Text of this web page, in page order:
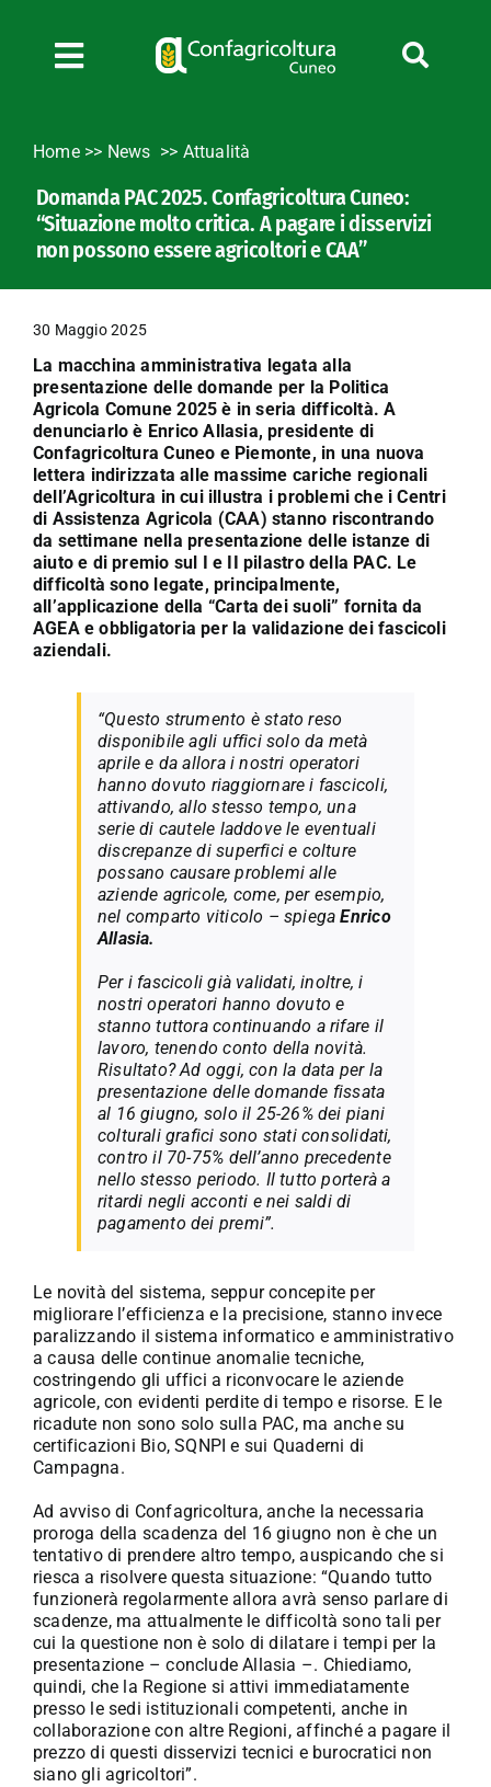
contenuto
Toggle
News
Bandi
Formazione
Convenzioni
L’Agricoltore cuneese
Fotogallery
Lavora con noi
Contatti
Home>> News Attualità
Domanda PAC 2025. Confagricoltura Cuneo:
“Situazione molto critica. A pagare i disservizi
non possono essere agricoltori e CAA”
30 Maggio 2025
La macchina amministrativa legata alla
presentazione delle domande per la Politica
Agricola Comune 2025 è in seria difficoltà. A
denunciarlo è Enrico Allasia, presidente di
Confagricoltura Cuneo e Piemonte, in una nuova
lettera indirizzata alle massime cariche regionali
dell’Agricoltura in cui illustra i problemi che i Centri
di Assistenza Agricola (CAA) stanno riscontrando
da settimane nella presentazione delle istanze di
aiuto e di premio sul I e II pilastro della PAC. Le
difficoltà sono legate, principalmente,
all’applicazione della “Carta dei suoli” fornita da
AGEA e obbligatoria per la validazione dei fascicoli
aziendali.
“Questo strumento è stato reso
disponibile agli uffici solo da metà
aprile e da allora i nostri operatori
hanno dovuto riaggiornare i fascicoli,
attivando, allo stesso tempo, una
serie di cautele laddove le eventuali
discrepanze di superfici e colture
possano causare problemi alle
aziende agricole, come, per esempio,
nel comparto viticolo – spiegaEnrico
Allasia.
Per i fascicoli già validati, inoltre, i
nostri operatori hanno dovuto e
stanno tuttora continuando a rifare il
lavoro, tenendo conto della novità.
Risultato? Ad oggi, con la data per la
presentazione delle domande fissata
al 16 giugno, solo il 25-26% dei piani
colturali grafici sono stati consolidati,
contro il 70-75% dell’anno precedente
nello stesso periodo. Il tutto porterà a
ritardi negli acconti e nei saldi di
pagamento dei premi”.
Le novità del sistema, seppur concepite per
migliorare l’efficienza e la precisione, stanno invece
paralizzando il sistema informatico e amministrativo
a causa delle continue anomalie tecniche,
costringendo gli uffici a riconvocare le aziende
agricole, con evidenti perdite di tempo e risorse. E le
ricadute non sono solo sulla PAC, ma anche su
certificazioni Bio, SQNPI e sui Quaderni di
Campagna.
Ad avviso di Confagricoltura, anche la necessaria
proroga della scadenza del 16 giugno non è che un
tentativo di prendere altro tempo, auspicando che si
riesca a risolvere questa situazione: “Quando tutto
funzionerà regolarmente allora avrà senso parlare di
scadenze, ma attualmente le difficoltà sono tali per
cui la questione non è solo di dilatare i tempi per la
presentazione – conclude Allasia –. Chiediamo,
quindi, che la Regione si attivi immediatamente
presso le sedi istituzionali competenti, anche in
collaborazione con altre Regioni, affinché a pagare il
prezzo di questi disservizi tecnici e burocratici non
siano gli agricoltori”.